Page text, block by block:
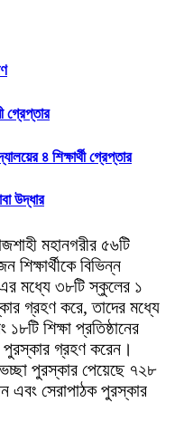
গ্রেপ্তার
৪ শিক্ষার্থী গ্রেপ্তার
উদ্ধার
মহানগরীর ৫৬টি
বিভিন্ন
মধ্যে ৩৮টি স্কুলের ১
গ্রহণ করে, তাদের মধ্যে
শিক্ষা প্রতিষ্ঠানের
পুরস্কার গ্রহণ করেন।
পুরস্কার পেয়েছে ৭২৮
এবং সেরাপাঠক পুরস্কার